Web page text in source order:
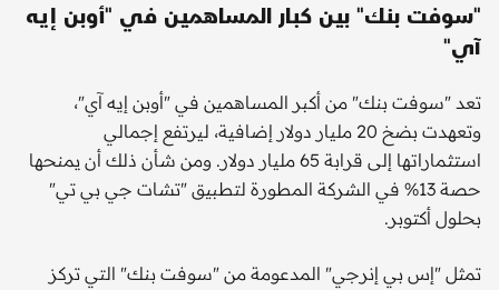
"سوفت بنك" بين كبار المساهمين في "أوبن إيه
آي"
تعد "سوفت بنك" من أكبر المساهمين في "أوبن إيه آي"،
وتعهدت بضخ 20 مليار دولار إضافية، ليرتفع إجمالي
استثماراتها إلى قرابة 65 مليار دولار. ومن شأن ذلك أن يمنحها
حصة 13% في الشركة المطورة لتطبيق "تشات جي بي تي"
بحلول أكتوبر.
تمثل "إس بي إنرجي" المدعومة من "سوفت بنك" التي تركز